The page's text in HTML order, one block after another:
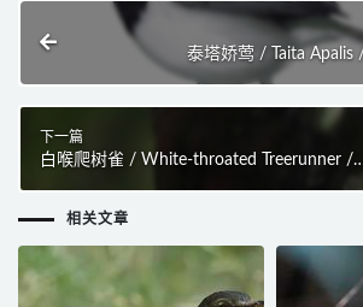
泰塔娇莺 / Taita Apalis
下一篇
白喉爬树雀 / White-throated Treerunner /
相关文章